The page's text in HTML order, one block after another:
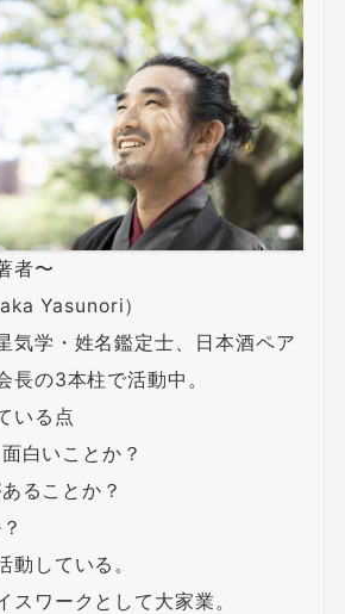
者〜
Yasunori）
気学・姓名鑑定士、日本酒ペア
長の3本柱で活動中。
いる点
白いことか？
ることか？
動している。
スワークとして大家業。